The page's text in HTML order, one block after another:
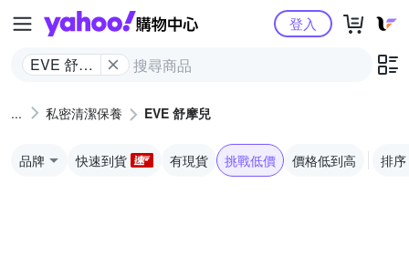
Yahoo購物中心
EVE 舒摩
登入
私密清潔保養 EVE 舒摩兒
品牌 快速到貨 有現貨 挑戰低價 價格低到高 排序